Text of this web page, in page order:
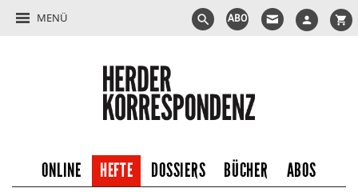
MENÜ ABO
ONLINE HEFTE DOSSIERS BÜCHER ABOS